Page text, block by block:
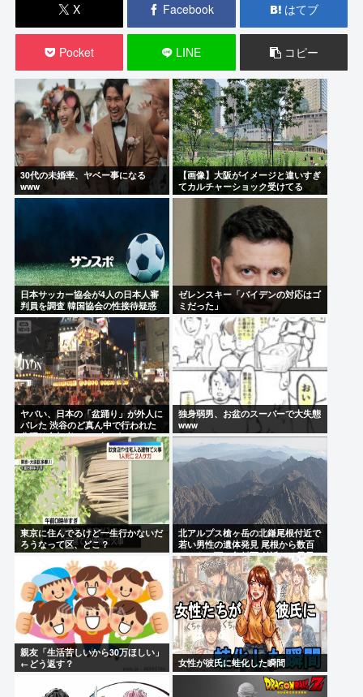
X Facebook はてブ
Pocket LINE コピー
30代の未婚率、ヤベー事になる
www
【画像】大阪がイメージと違いすぎ
てカルチャーショック受けてる
日本サッカー協会が4人の日本人審
判員を調査 韓国協会の性接待疑惑
で
ゼレンスキー「バイデンの対応はゴ
ミだった」
ヤバい、日本の「盆踊り」が外人に
バレた 渋谷のど真ん中で行われた
盆踊り参加者67000人のうち20000
人が外人、ダンシングヒーローに熱
狂
独身弱男、お盆のスーパーで大失態
www
東京に住んでるけど一生行かないだ
ろうなって区、どこ？
北アルプス槍ヶ岳の北鎌尾根付近で
若い男性の遺体発見 尾根から数百
メートル下の急斜面 付近では男子
大学生の行方がわからず
親友「生活苦しいから30万ほしい」
←どう返す？
女性が彼氏に蛙化した瞬間